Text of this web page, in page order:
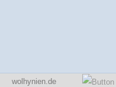
wolhynien.de